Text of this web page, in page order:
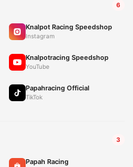
6
Knalpot Racing Speedshop
Instagram
Knalpotracing Speedshop
YouTube
Papahracing Official
TikTok
3
Papah Racing